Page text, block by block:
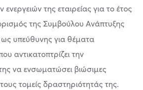
της εταιρείας για το έτος
της Συμβούλου Ανάπτυξης
ως υπεύθυνης για θέματα
αντικατοπτρίζει την
να ενσωματώσει βιώσιμες
τομείς δραστηριότητάς της.